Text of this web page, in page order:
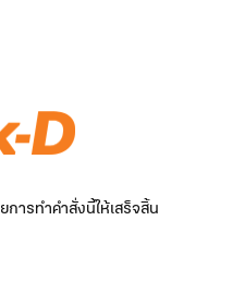
ารทำคำสั่งนี้ให้เสร็จสิ้น